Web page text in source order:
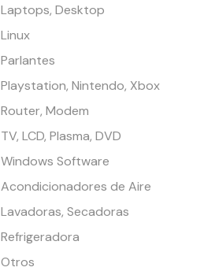
Laptops, Desktop
Linux
Parlantes
Playstation, Nintendo, Xbox
Router, Modem
TV, LCD, Plasma, DVD
Windows Software
Acondicionadores de Aire
Lavadoras, Secadoras
Refrigeradora
Otros